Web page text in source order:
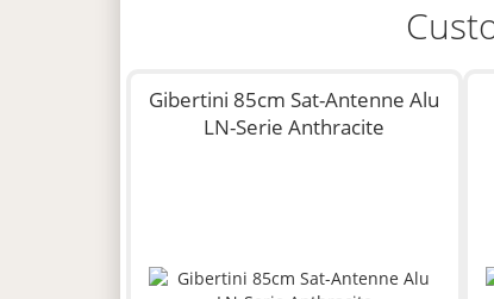
Gibertini 85cm Sat-Antenne Alu
LN-Serie Anthracite